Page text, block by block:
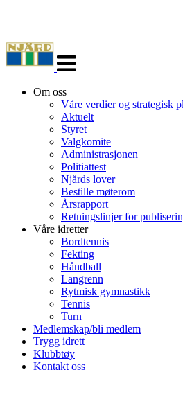
navigasjon
Om oss
Våre verdier og strategisk
Aktuelt
Styret
Valgkomite
Administrasjonen
Politiattest
Njårds lover
Bestille møterom
Årsrapport
Retningslinjer for
Våre idretter
Bordtennis
Fekting
Håndball
Langrenn
Rytmisk gymnastikk
Tennis
Turn
Medlemskap/bli medlem
Trygg idrett
Klubbtøy
Kontakt oss